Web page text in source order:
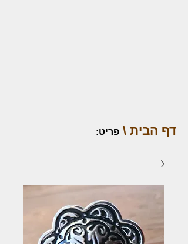
דף הבית \ פריט: